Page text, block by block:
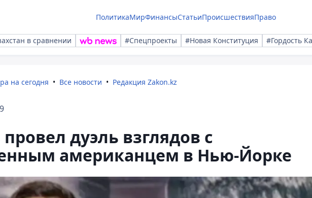
ПолитикаМирФинансыСтатьиПроисшествияПраво
в сравнении #Спецпроекты #Новая Конституция #Гордость
на сегодня Все новости Редакция Zakon.kz
дуэль взглядов с
американцем в Нью-Йорке